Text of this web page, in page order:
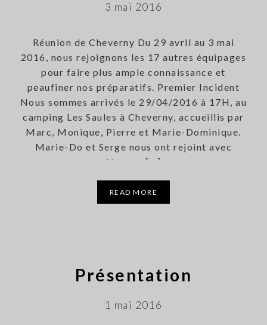
3 mai 2016
Réunion de Cheverny Du 29 avril au 3 mai
2016, nous rejoignons les 17 autres équipages
pour faire plus ample connaissance et
peaufiner nos préparatifs. Premier Incident
Nous sommes arrivés le 29/04/2016 à 17H, au
camping Les Saules à Cheverny, accueillis par
Marc, Monique, Pierre et Marie-Dominique.
Marie-Do et Serge nous ont rejoint avec
Nestor. […]
READ MORE
Présentation
1 mai 2016